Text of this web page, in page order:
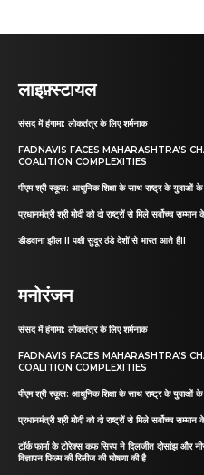
लाइफ़्स्टायल
संसद में हंगामा: लोकतंत्र के लिए शर्मनाक
FADNAVIS FACES MAHARASHTRA’S
COALITION COMPLEXITIES
पीएम श्री स्कूल: आधुनिक शिक्षा के साथ राष्ट्र के युवाओं के
प्रधानमंत्री श्री मोदी को दो राष्ट्रों से मिले सर्वोच्च
डीडवाना झील II पक्षी सुदूर ठंडे देशों से भारत आते हैII
मनोरंजन
संसद में हंगामा: लोकतंत्र के लिए शर्मनाक
FADNAVIS FACES MAHARASHTRA’S
COALITION COMPLEXITIES
पीएम श्री स्कूल: आधुनिक शिक्षा के साथ राष्ट्र के युवाओं के
प्रधानमंत्री श्री मोदी को दो राष्ट्रों से मिले सर्वोच्च
टॉर्क फार्मा के टोरेक्स कफ सिरप ने दिलजीत दोसांझ
विज्ञापन फिल्म की रिलीज की घोषणा की है